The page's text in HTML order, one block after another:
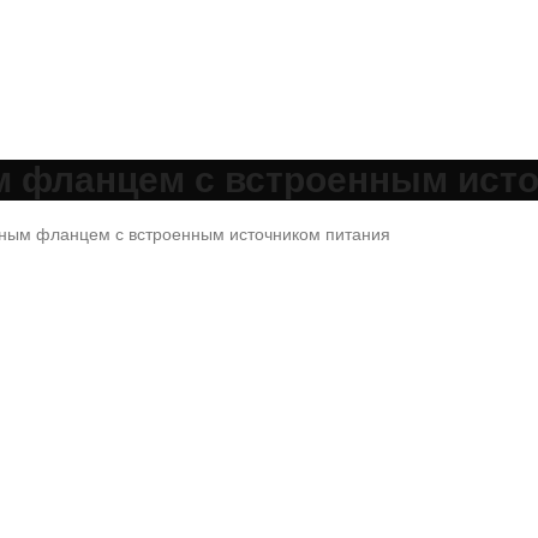
с встроенным
фланцем с встроенным источником питания